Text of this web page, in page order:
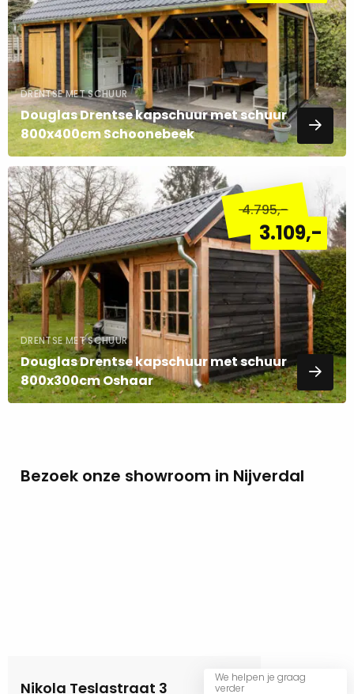
DRENTSE MET SCHUUR
Douglas Drentse kapschuur met schuur
800x400cm Schoonebeek
4.795,-
3.109,-
DRENTSE MET SCHUUR
Douglas Drentse kapschuur met schuur
800x300cm Oshaar
Lees
meer
over
Bezoek onze showroom in Nijverdal
We helpen je graag
verder
Nikola Teslastraat 3